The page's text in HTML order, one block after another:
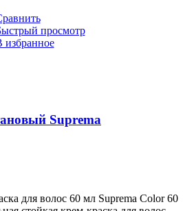
просмотр
избранное
Suprema
для волос 60 мл Suprema Color 60